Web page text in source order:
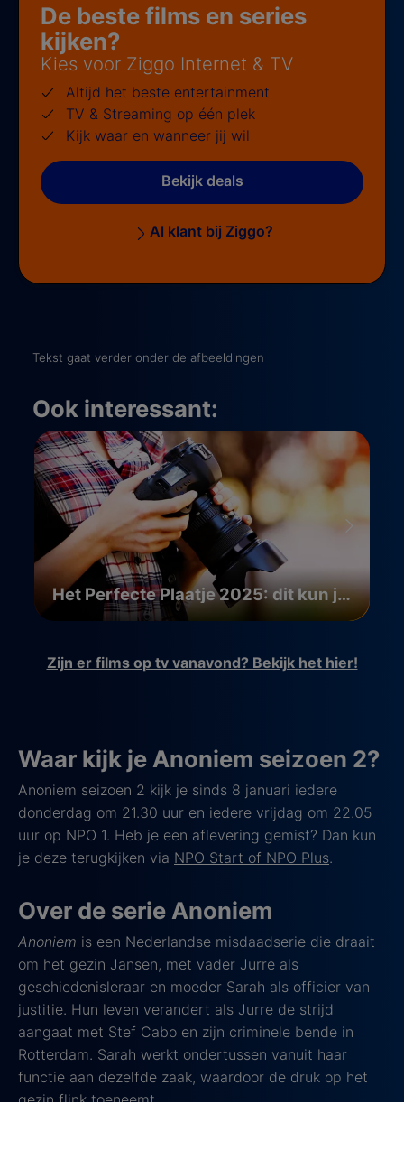
De beste films en series
kijken?
Kies voor Ziggo Internet & TV
Altijd het beste entertainment
TV & Streaming op één plek
Kijk waar en wanneer jij wil
Bekijk deals
Al klant bij Ziggo?
Tekst gaat verder onder de afbeeldingen
Ook interessant:
Het Perfecte Plaatje 2025: dit kun je verwachten
Zijn er films op tv vanavond? Bekijk het hier!
Waar kijk je Anoniem seizoen 2?
Anoniem seizoen 2 kijk je sinds 8 januari iedere
donderdag om 21.30 uur en iedere vrijdag om 22.05
uur op NPO 1. Heb je een aflevering gemist? Dan kun
je deze terugkijken via NPO Start of NPO Plus.
Over de serie Anoniem
Anoniem is een Nederlandse misdaadserie die draait
om het gezin Jansen, met vader Jurre als
geschiedenisleraar en moeder Sarah als officier van
justitie. Hun leven verandert als Jurre de strijd
aangaat met Stef Cabo en zijn criminele bende in
Rotterdam. Sarah werkt ondertussen vanuit haar
functie aan dezelfde zaak, waardoor de druk op het
gezin flink toeneemt.